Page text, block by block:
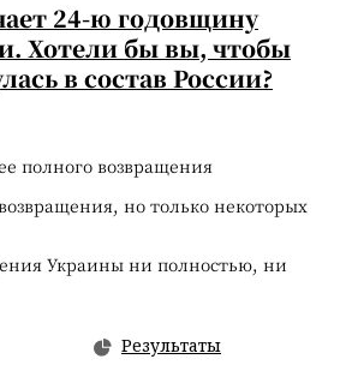
24-ю годовщину
Хотели бы вы, чтобы
в состав России?
полного возвращения
но только некоторых
Украины ни полностью, ни
Результаты